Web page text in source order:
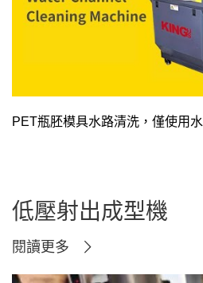
PET瓶胚模具水路清洗，僅使用水
低壓射出成型機
閱讀更多